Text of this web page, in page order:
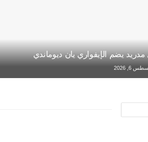
مدريد يضم الإيفواري يان ديوماندي
6, 2026